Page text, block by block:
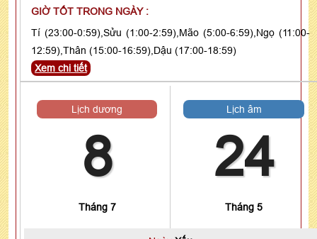
GIỜ TỐT TRONG NGÀY :
Tí (23:00-0:59),Sửu (1:00-2:59),Mão (5:00-6:59),Ngọ (11:00-
12:59),Thân (15:00-16:59),Dậu (17:00-18:59)
Xem chi tiết
Lịch dương
8
Tháng 7
Lịch âm
24
Tháng 5